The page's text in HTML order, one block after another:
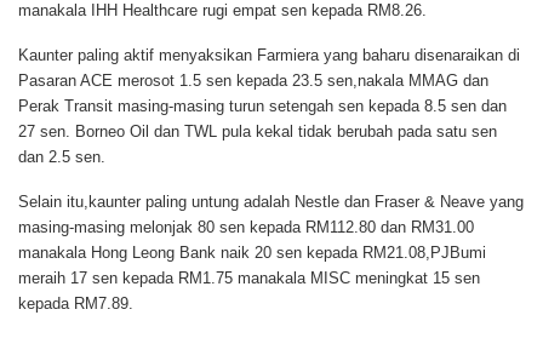
manakala IHH Healthcare rugi empat sen kepada RM8.26.
Kaunter paling aktif menyaksikan Farmiera yang baharu disenaraikan di
Pasaran ACE merosot 1.5 sen kepada 23.5 sen,nakala MMAG dan
Perak Transit masing-masing turun setengah sen kepada 8.5 sen dan
27 sen. Borneo Oil dan TWL pula kekal tidak berubah pada satu sen
dan 2.5 sen.
Selain itu,kaunter paling untung adalah Nestle dan Fraser & Neave yang
masing-masing melonjak 80 sen kepada RM112.80 dan RM31.00
manakala Hong Leong Bank naik 20 sen kepada RM21.08,PJBumi
meraih 17 sen kepada RM1.75 manakala MISC meningkat 15 sen
kepada RM7.89.